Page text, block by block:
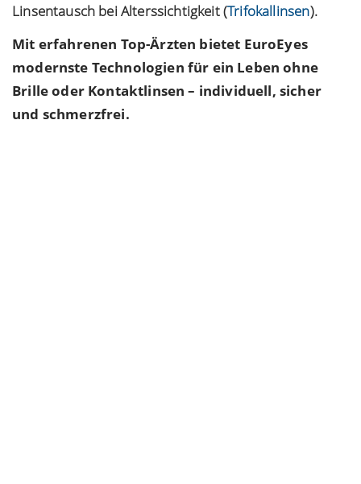
Linsentausch bei Alterssichtigkeit(Trifokallinsen).
Mit erfahrenen Top-Ärzten bietet EuroEyes
modernste Technologien für ein Leben ohne
Brille oder Kontaktlinsen – individuell, sicher
und schmerzfrei.